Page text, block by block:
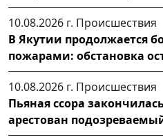
10.08.2026 г. Происшествия
В Якутии продолжается
пожарами: обстановка
10.08.2026 г. Происшествия
Пьяная ссора
арестован